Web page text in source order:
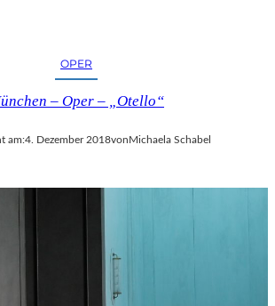
OPER
– Oper – „Otello“
am:4. Dezember 2018von Michaela Schabel